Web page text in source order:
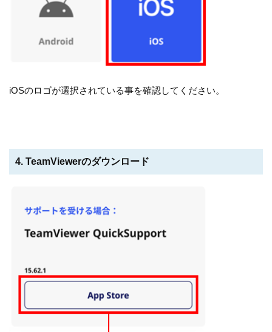
iOSのロゴが選択されている事を確認してください。
4. TeamViewerのダウンロード